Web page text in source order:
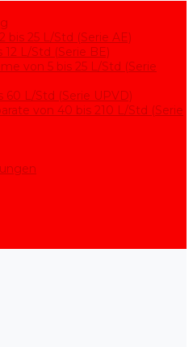
bis 25 L/Std (Serie AE)
L/Std (Serie BE)
von 5 bis 25 L/Std (Serie
60 L/Std (Serie UPVD)
von 40 bis 210 L/Std (Serie